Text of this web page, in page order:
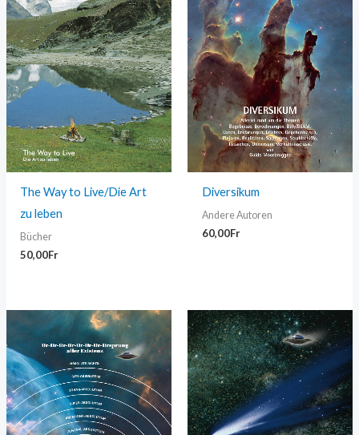
The Way to Live/Die Art
zu leben
Bücher
50,00Fr
Diversikum
Andere Autoren
60,00Fr